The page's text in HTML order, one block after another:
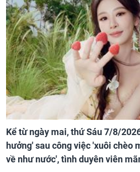
Kể từ ngày mai, thứ Sáu 7/8/
hưởng' sau công việc 'xuôi chèo
về như nước', tình duyên viên